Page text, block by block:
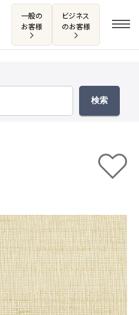
一般の
お客様
ビジネス
のお客様